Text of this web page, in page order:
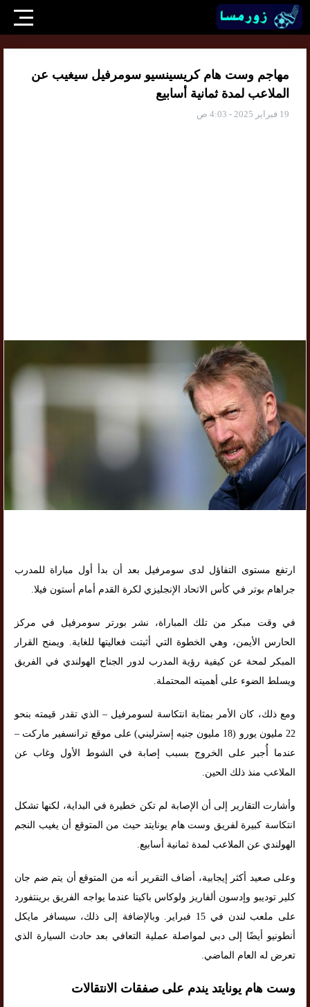
مهاجم وست هام كريسينسيو سومرفيل سيغيب عن
الملاعب لمدة ثمانية أسابيع
19 فبراير 2025 - 4:03 ص
ارتفع مستوى التفاؤل لدى سومرفيل بعد أن بدأ أول مباراة للمدرب
جراهام بوتر في كأس الاتحاد الإنجليزي لكرة القدم أمام أستون فيلا.
في وقت مبكر من تلك المباراة، نشر بورتر سومرفيل في مركز
الحارس الأيمن، وهي الخطوة التي أثبتت فعاليتها للغاية. ويمنح القرار
المبكر لمحة عن كيفية رؤية المدرب لدور الجناح الهولندي في الفريق
ويسلط الضوء على أهميته المحتملة.
ومع ذلك، كان الأمر بمثابة انتكاسة لسومرفيل – الذي تقدر قيمته بنحو
22 مليون يورو (18 مليون جنيه إسترليني) على موقع ترانسفير ماركت –
عندما أُجبر على الخروج بسبب إصابة في الشوط الأول وغاب عن
الملاعب منذ ذلك الحين.
وأشارت التقارير إلى أن الإصابة لم تكن خطيرة في البداية، لكنها تشكل
انتكاسة كبيرة لفريق وست هام يونايتد حيث من المتوقع أن يغيب النجم
الهولندي عن الملاعب لمدة ثمانية أسابيع.
وعلى صعيد أكثر إيجابية، أضاف التقرير أنه من المتوقع أن يتم ضم جان
كلير توديبو وإدسون ألفاريز ولوكاس باكيتا عندما يواجه الفريق برينتفورد
على ملعب لندن في 15 فبراير. وبالإضافة إلى ذلك، سيسافر مايكل
أنطونيو أيضًا إلى دبي لمواصلة عملية التعافي بعد حادث السيارة الذي
تعرض له العام الماضي.
وست هام يونايتد يندم على صفقات الانتقالات